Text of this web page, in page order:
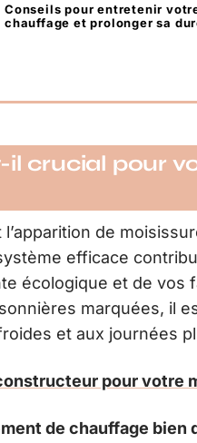
Conseils pour entretenir
chauffage et prolonger sa
crucial pour
de
efficace
écologique et de vos
marquées, il
et aux journées
pour votre
de chauffage bien